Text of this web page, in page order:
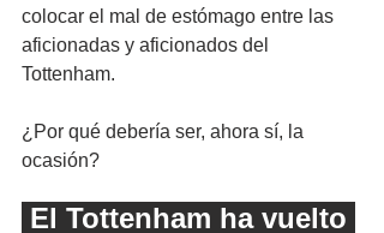
colocar el mal de estómago entre las
aficionadas y aficionados del
Tottenham.
¿Por qué debería ser, ahora sí, la
ocasión?